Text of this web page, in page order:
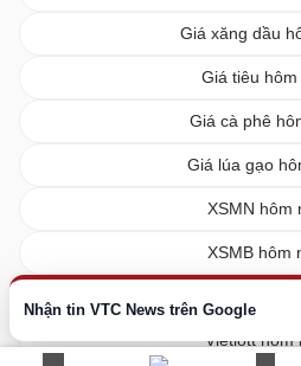
Nhận tin VTC News trên Google
Giá xăng dầu
Giá tiêu hôm
Giá cà phê
Giá lúa gạo
XSMN hôm
XSMB hôm
Vietlott hôm